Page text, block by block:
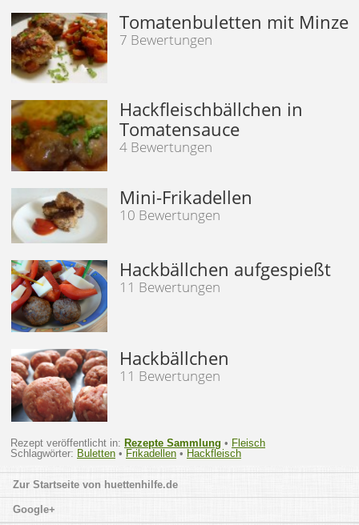
Tomatenbuletten mit Minze
7 Bewertungen
Hackfleischbällchen in
Tomatensauce
4 Bewertungen
Mini-Frikadellen
10 Bewertungen
Hackbällchen aufgespießt
11 Bewertungen
Hackbällchen
11 Bewertungen
Rezept veröffentlicht in: Rezepte Sammlung • Fleisch
Schlagwörter: Buletten • Frikadellen • Hackfleisch
huettenhilfe.de
Google+